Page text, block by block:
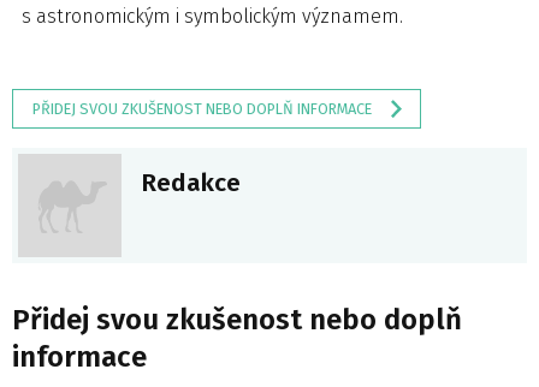
s astronomickým i symbolickým významem.
PŘIDEJ SVOU ZKUŠENOST NEBO DOPLŇ INFORMACE
Redakce
Přidej svou zkušenost nebo doplň
informace